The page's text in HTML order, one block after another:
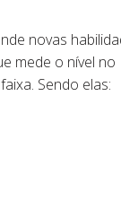
novas
mede o nível no
Sendo elas: